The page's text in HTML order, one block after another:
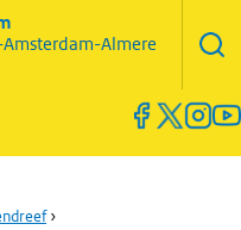
Almere
›